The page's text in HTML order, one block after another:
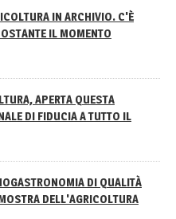
IN ARCHIVIO. C'È
IL MOMENTO
APERTA QUESTA
DI FIDUCIA A TUTTO IL
DI QUALITÀ
DELL'AGRICOLTURA